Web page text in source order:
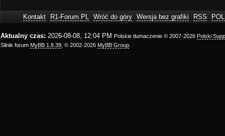
Kontakt R1-Forum.PL Wróć do góry Wersja bez grafiki RSS
Aktualny czas: 2026-08-08, 12:04 PM Polskie tłumaczenie © 2007-2026 Polski
Silnik forum MyBB 1.8.39 , © 2002-2026 MyBB Group